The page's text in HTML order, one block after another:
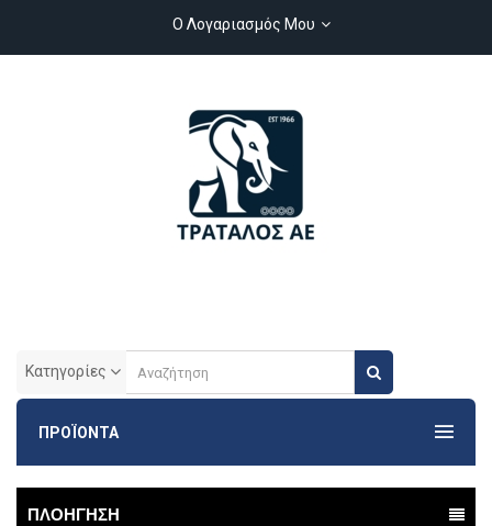
Ο Λογαριασμός Μου
Κατηγορίες
ΠΡΟΪΟΝΤΑ
ΠΛΟΗΓΗΣΗ